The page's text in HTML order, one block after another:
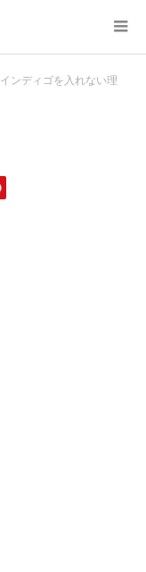
インディゴを入れない理